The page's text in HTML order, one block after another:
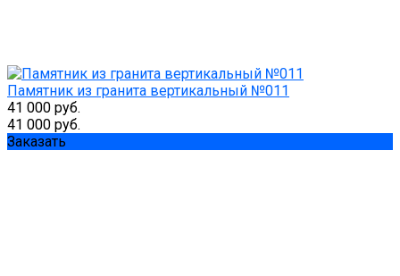
Памятник из гранита вертикальный №011
41 000 руб.
41 000 руб.
Заказать